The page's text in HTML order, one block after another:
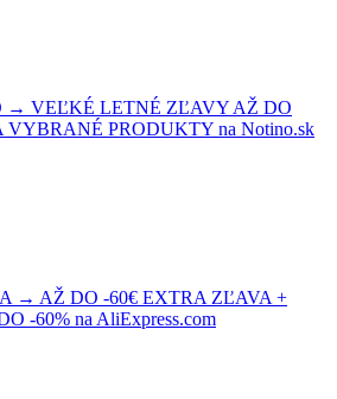
→ VEĽKÉ LETNÉ ZĽAVY AŽ DO
VYBRANÉ PRODUKTY na Notino.sk
→ AŽ DO -60€ EXTRA ZĽAVA +
-60% na AliExpress.com